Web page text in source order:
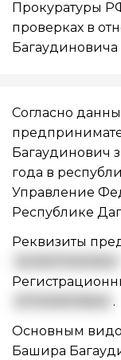
Прокуратуры
проверках в
Багаудиновича
Согласно
Багаудинович
года в
Управление
Республике
Реквизиты
.
Основным
Башира